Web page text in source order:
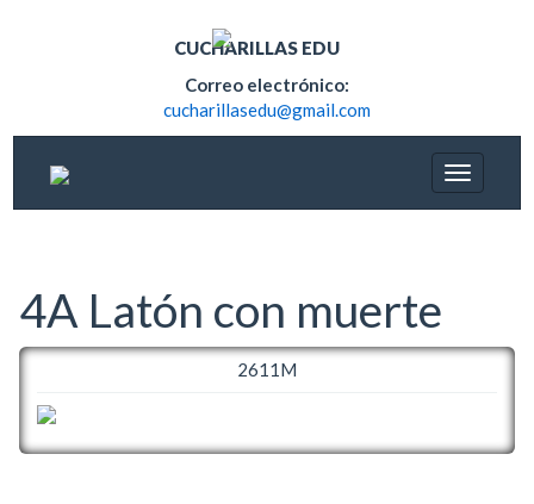
CUCHARILLAS EDU
Correo electrónico:
cucharillasedu@gmail.com
4A Latón con muerte
2611M